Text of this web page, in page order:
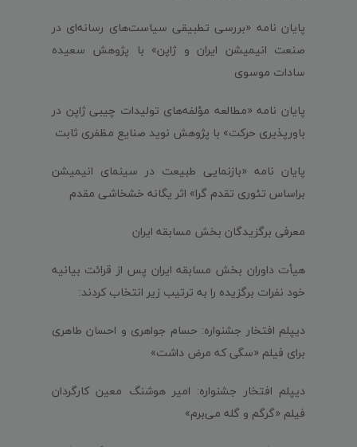
پایان نامه «بررسی تطبیقی سیاست‌های رسانه‌ای در
صنعت انیمیشن ایران و ژاپن» با پژوهش سعیده
سادات موسوی
پایان نامه «مطالعه مؤلفه‌های تولیدات چیبی ژاپن در
باورپذیری حرکت» با پژوهش نوید صنایع مظفری ثابت
پایان نامه «بازنمایی طبیعت در سینمای انیمیشن
براساس تئوری تقدم گرا» اثر یگانه خشخاشی مقدم
معرفی برگزیدگان بخش مسابقه ایران
هیأت داوران بخش مسابقه ایران پس از قرائت بیانیه
خود نفرات برگزیده را به ترتیب زیر انتخاب کردند:
دیپلم افتخار جشنواره: حسام جواهری و احسان طاهری
برای فیلم «سگی که مرض داشت»
دیپلم افتخار جشنواره: امیر هوشنگ معین کارگردان
فیلم «گرگم و گله می‌برم»